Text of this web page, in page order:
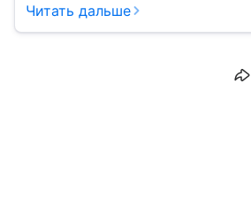
Читать дальше